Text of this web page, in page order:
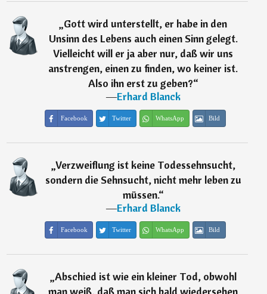
„Gott wird unterstellt, er habe in den
Unsinn des Lebens auch einen Sinn gelegt.
Vielleicht will er ja aber nur, daß wir uns
anstrengen, einen zu finden, wo keiner ist.
Also ihn erst zu geben?“
―Erhard Blanck
Facebook Twitter WhatsApp Bild
„Verzweiflung ist keine Todessehnsucht,
sondern die Sehnsucht, nicht mehr leben zu
müssen.“
―Erhard Blanck
Facebook Twitter WhatsApp Bild
„Abschied ist wie ein kleiner Tod, obwohl